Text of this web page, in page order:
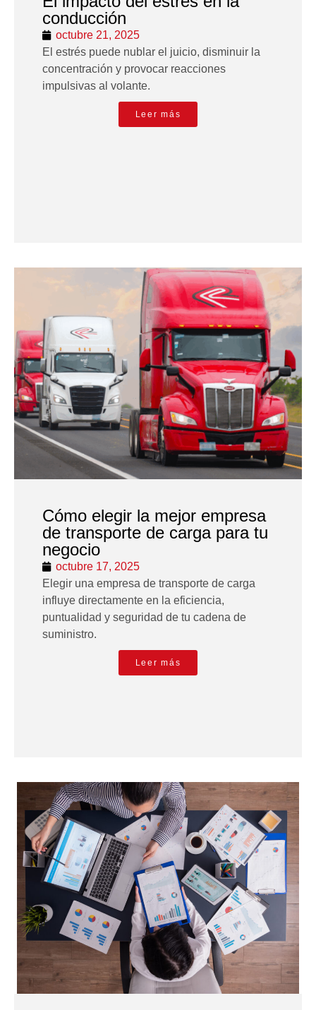
conducción
octubre 21, 2025
El estrés puede nublar el juicio, disminuir la
concentración y provocar reacciones
impulsivas al volante.
Leer más
Cómo elegir la mejor empresa
de transporte de carga para tu
negocio
octubre 17, 2025
Elegir una empresa de transporte de carga
influye directamente en la eficiencia,
puntualidad y seguridad de tu cadena de
suministro.
Leer más